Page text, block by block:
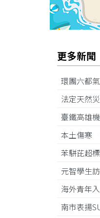
更多新聞
環團六都
法定天然
臺鐵高雄
本土傷寒
苯駢芘超
元智學生
海外青年
南市表揚